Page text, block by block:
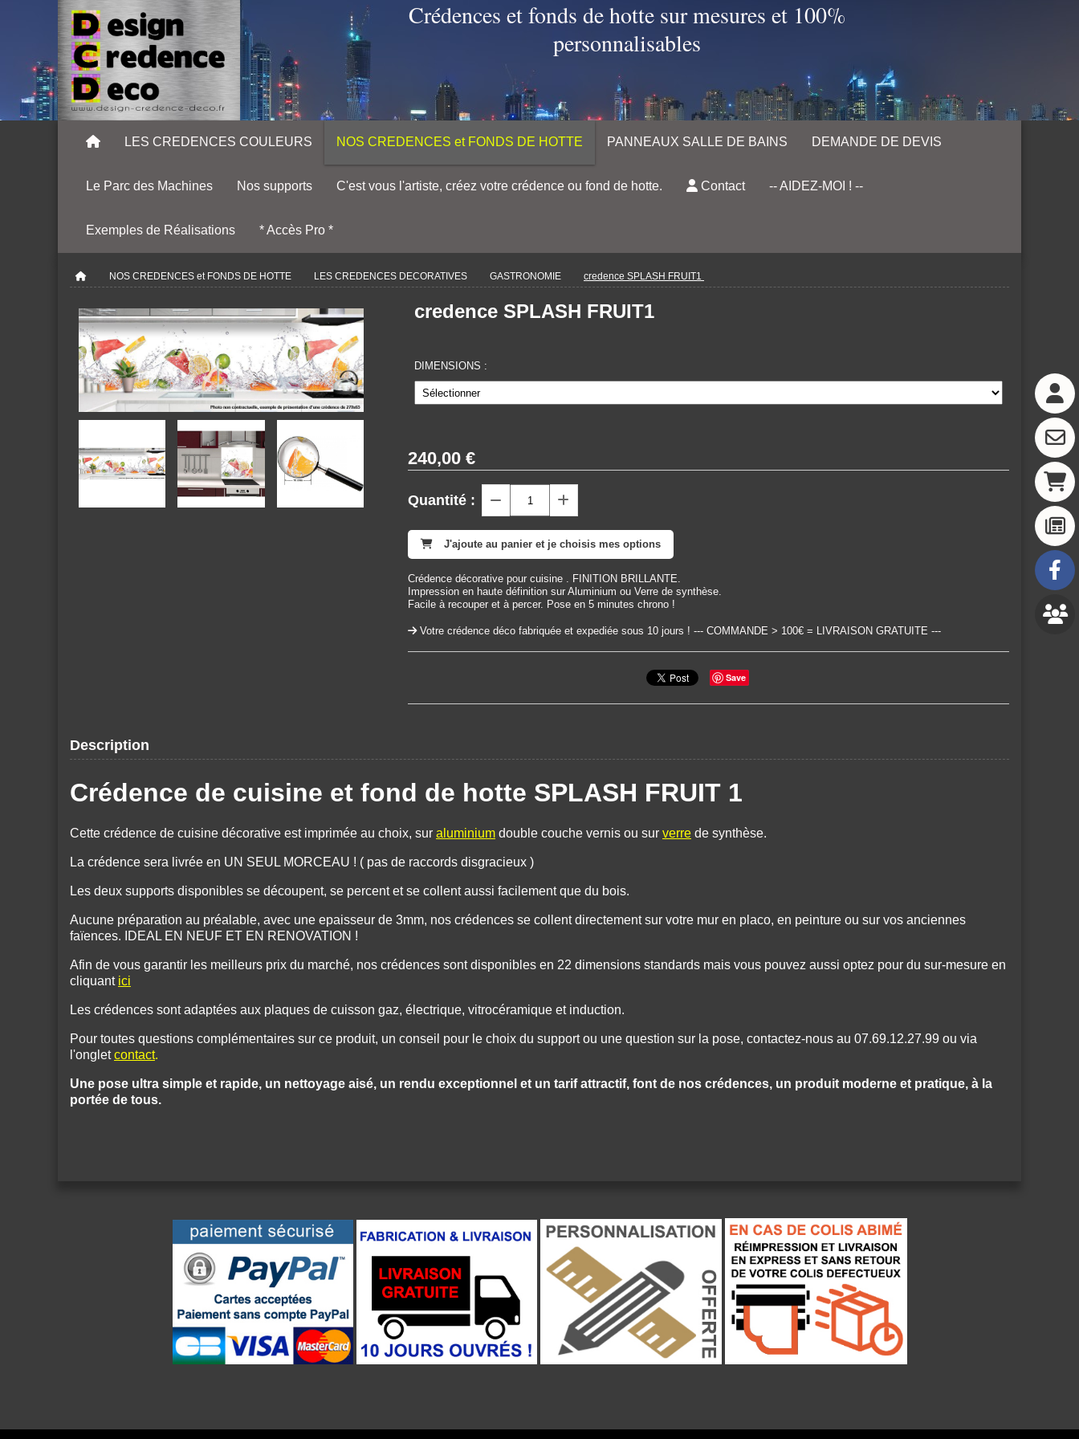
Crédences et fonds de hotte sur mesures et 100%
personnalisables
LES CREDENCES COULEURS NOS CREDENCES et FONDS DE HOTTE PANNEAUX SALLE DE BAINS DEMANDE DE DEVIS
Le Parc des Machines Nos supports C'est vous l'artiste, créez votre crédence ou fond de hotte. Contact -- AIDEZ-MOI ! --
Exemples de Réalisations * Accès Pro *
NOS CREDENCES et FONDS DE HOTTE LES CREDENCES DECORATIVES GASTRONOMIE credence SPLASH FRUIT1
credence SPLASH FRUIT1
DIMENSIONS :
240,00 €
Quantité :
J'ajoute au panier et je choisis mes options
Crédence décorative pour cuisine . FINITION BRILLANTE.
Impression en haute définition sur Aluminium ou Verre de synthèse.
Facile à recouper et à percer. Pose en 5 minutes chrono !
Votre crédence déco fabriquée et expediée sous 10 jours ! --- COMMANDE > 100€ = LIVRAISON GRATUITE ---
Save
Description
Crédence de cuisine et fond de hotte SPLASH FRUIT 1
Cette crédence de cuisine décorative est imprimée au choix, sur aluminium double couche vernis ou sur verre de synthèse.
La crédence sera livrée en UN SEUL MORCEAU ! ( pas de raccords disgracieux )
Les deux supports disponibles se découpent, se percent et se collent aussi facilement que du bois.
Aucune préparation au préalable, avec une epaisseur de 3mm, nos crédences se collent directement sur votre mur en placo, en peinture ou sur vos anciennes
faïences. IDEAL EN NEUF ET EN RENOVATION !
Afin de vous garantir les meilleurs prix du marché, nos crédences sont disponibles en 22 dimensions standards mais vous pouvez aussi optez pour du sur-mesure en
cliquant ici
Les crédences sont adaptées aux plaques de cuisson gaz, électrique, vitrocéramique et induction.
Pour toutes questions complémentaires sur ce produit, un conseil pour le choix du support ou une question sur la pose, contactez-nous au 07.69.12.27.99 ou via
l'ongletcontact.
Une pose ultra simple et rapide, un nettoyage aisé, un rendu exceptionnel et un tarif attractif, font de nos crédences, un produit moderne et pratique, à la
portée de tous.